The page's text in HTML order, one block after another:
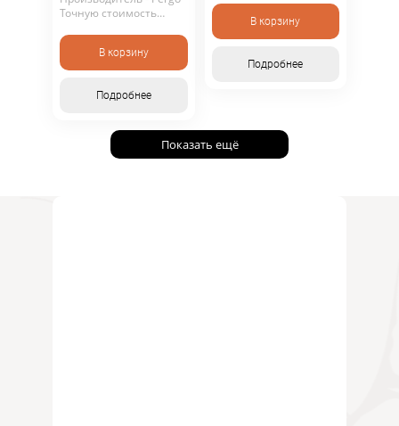
Точную стоимость
консультанта. Не
является публичной
офертой.
В корзину
Подробнее
В корзину
Подробнее
Показать ещё